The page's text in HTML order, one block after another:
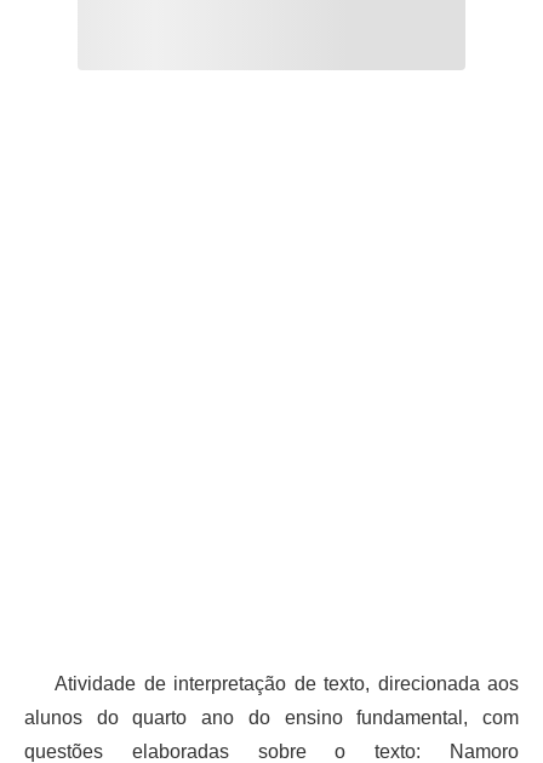
Atividade de interpretação de texto, direcionada aos
alunos do quarto ano do ensino fundamental, com
questões elaboradas sobre o texto: Namoro